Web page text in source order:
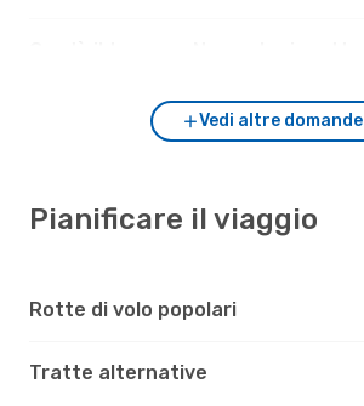
Vedi altre domande
Pianificare il viaggio
Rotte di volo popolari
Tratte alternative